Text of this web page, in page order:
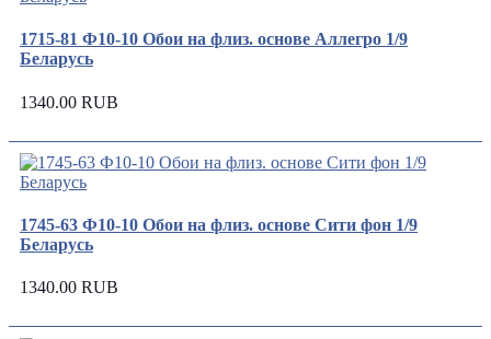
1715-81 Ф10-10 Обои на флиз. основе Аллегро 1/9
Беларусь
1340.00 RUB
1745-63 Ф10-10 Обои на флиз. основе Сити фон 1/9
Беларусь
1340.00 RUB